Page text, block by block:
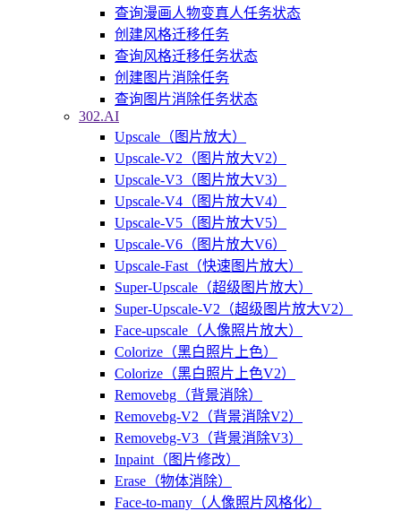
查询漫画人物变真人任务状态
创建风格迁移任务
查询风格迁移任务状态
创建图片消除任务
查询图片消除任务状态
302.AI
Upscale（图片放大）
Upscale-V2（图片放大V2）
Upscale-V3（图片放大V3）
Upscale-V4（图片放大V4）
Upscale-V5（图片放大V5）
Upscale-V6（图片放大V6）
Upscale-Fast（快速图片放大）
Super-Upscale（超级图片放大）
Super-Upscale-V2（超级图片放大V2）
Face-upscale（人像照片放大）
Colorize（黑白照片上色）
Colorize（黑白照片上色V2）
Removebg（背景消除）
Removebg-V2（背景消除V2）
Removebg-V3（背景消除V3）
Inpaint（图片修改）
Erase（物体消除）
Face-to-many（人像照片风格化）